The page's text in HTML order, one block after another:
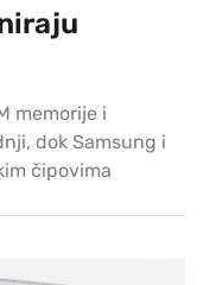
memorije i
dok Samsung i
čipovima